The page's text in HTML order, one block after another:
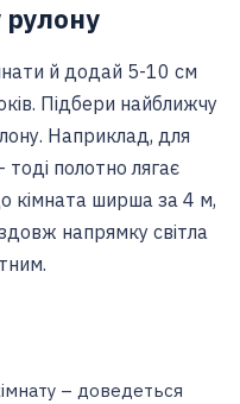
рулону
й додай 5-10 см
Підбери найближчу
Наприклад, для
полотно лягає
кімната ширша за 4 м,
напрямку світла
– доведеться